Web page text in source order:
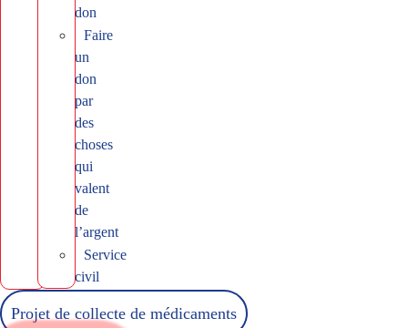
don
Faire
un
don
par
des
choses
qui
valent
de
l’argent
Service
civil
Projet de collecte de médicaments